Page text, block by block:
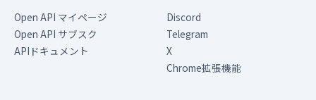
Open API マイページ
Open API サブスク
APIドキュメント
Discord
Telegram
X
Chrome拡張機能